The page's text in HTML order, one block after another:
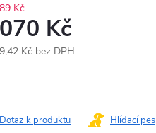
Kč
Kč
Kč bez DPH
Dotaz k produktu Hlídací pes